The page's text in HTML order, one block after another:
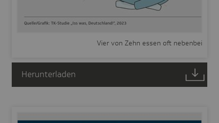
Vier von Zehn essen oft nebenbei
Herunterladen